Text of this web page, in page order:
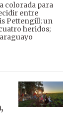
colorada para
entre
Pettengill; un
heridos;